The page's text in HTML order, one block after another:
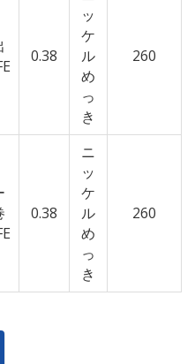
0.38
ッ
ケ
ル
め
っ
き
260
0.38
ニ
ッ
ケ
ル
め
っ
き
260